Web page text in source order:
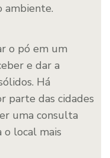
ambiente.
o pó em um
e dar a
Há
parte das cidades
uma consulta
o local mais